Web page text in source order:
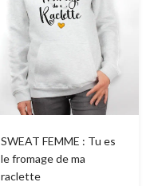
SWEAT FEMME : Tu es
le fromage de ma
raclette